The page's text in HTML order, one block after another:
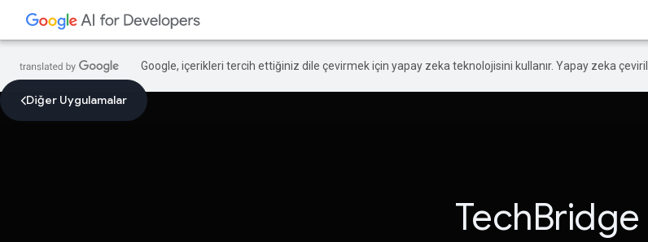
Google, içerikleri tercih ettiğiniz dile çevirmek için yapay zeka teknolojisini kullanır. Yapay zeka
Diğer Uygulamalar
TechBridge